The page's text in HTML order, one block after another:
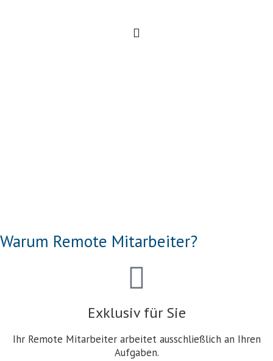
Warum Remote Mitarbeiter?
Exklusiv für Sie
Ihr Remote Mitarbeiter arbeitet ausschließlich an Ihren
Aufgaben.